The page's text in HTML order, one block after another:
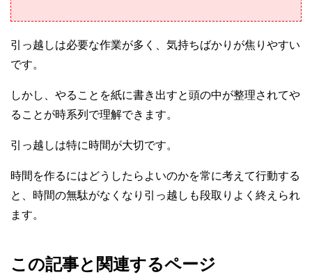
引っ越しは必要な作業が多く、気持ちばかりが焦りやすい
です。
しかし、やることを紙に書き出すと頭の中が整理されてや
ることが時系列で理解できます。
引っ越しは特に時間が大切です。
時間を作るにはどうしたらよいのかを常に考えて行動する
と、時間の無駄がなくなり引っ越しも段取りよく終えられ
ます。
この記事と関連するページ